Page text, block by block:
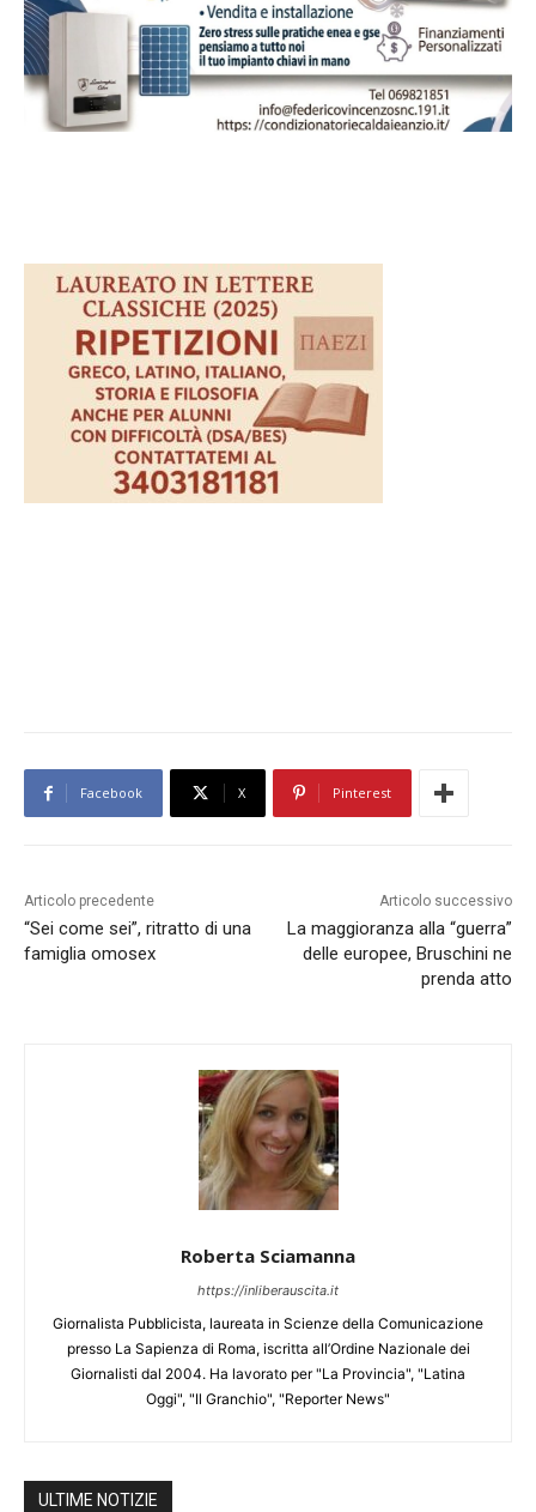
Facebook X Pinterest
Articolo precedente
“Sei come sei”, ritratto di una
famiglia omosex
Articolo successivo
La maggioranza alla “guerra”
delle europee, Bruschini ne
prenda atto
Roberta Sciamanna
https://inliberauscita.it
Giornalista Pubblicista, laureata in Scienze della Comunicazione
presso La Sapienza di Roma, iscritta all’Ordine Nazionale dei
Giornalisti dal 2004. Ha lavorato per "La Provincia", "Latina
Oggi", "Il Granchio", "Reporter News"
ULTIME NOTIZIE